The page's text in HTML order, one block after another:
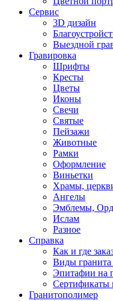
Сервис
3D дизайн
Выездной
Гравировка
Шрифты
Кресты
Цветы
Иконы
Свечи
Святые
Пейзажи
Животные
Рамки
Оформление
Виньетки
Храмы,
Ангелы
Эмблемы,
Ислам
Разное
Справка
Как и где
Виды
Эпитафии на
Сертификаты
Гранитополимер